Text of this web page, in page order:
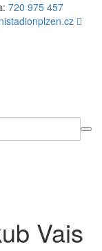
720 975 457
Vais